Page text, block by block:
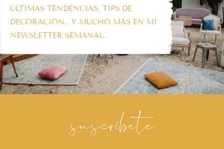
ÚLTIMAS TENDENCIAS, TIPS DE
DECORACIÓN… Y MUCHO MÁS EN MI
NEWSLETTER SEMANAL.
suscríbete